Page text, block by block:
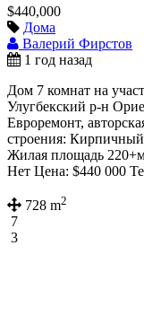
$440,000
Дома
Валерий Фирстов
1 год назад
Дом 7 комнат на
Улугбекский р-н
Евроремонт,
строения:
Жилая площадь
Нет Цена: $440 000
728 m2
7
3